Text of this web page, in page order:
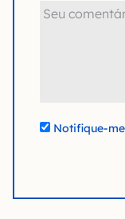
Notifique-